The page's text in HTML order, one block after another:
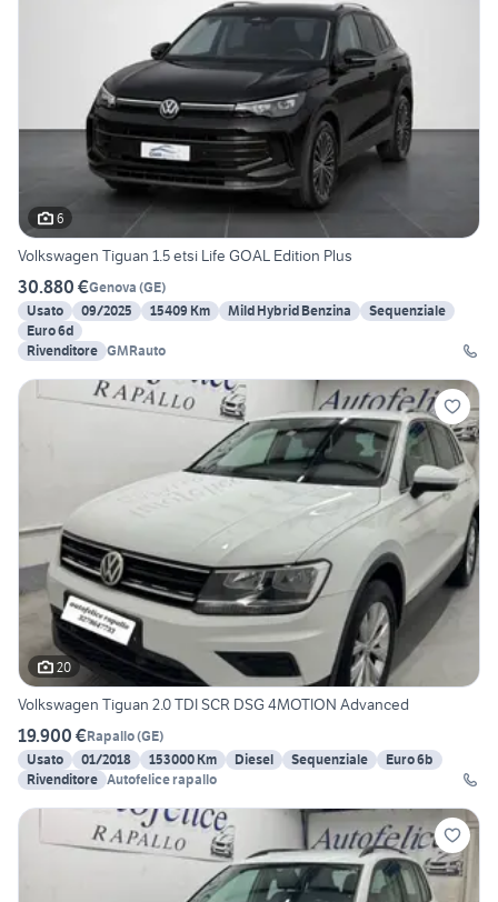
6
Volkswagen Tiguan 1.5 etsi Life GOAL Edition Plus
30.880 €Genova (GE)
Usato
09/2025 15409 Km Mild Hybrid Benzina
Sequenziale
Euro 6d
Rivenditore GMRauto
20
Volkswagen Tiguan 2.0 TDI SCR DSG 4MOTION Advanced
19.900 €Rapallo(GE)
Usato
01/2018 153000 Km Diesel Sequenziale
Euro 6b
Rivenditore Autofelice rapallo